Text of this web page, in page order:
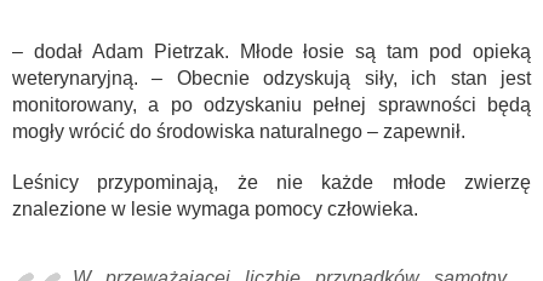
– dodał Adam Pietrzak. Młode łosie są tam pod opieką
weterynaryjną. – Obecnie odzyskują siły, ich stan jest
monitorowany, a po odzyskaniu pełnej sprawności będą
mogły wrócić do środowiska naturalnego – zapewnił.
Leśnicy przypominają, że nie każde młode zwierzę
znalezione w lesie wymaga pomocy człowieka.